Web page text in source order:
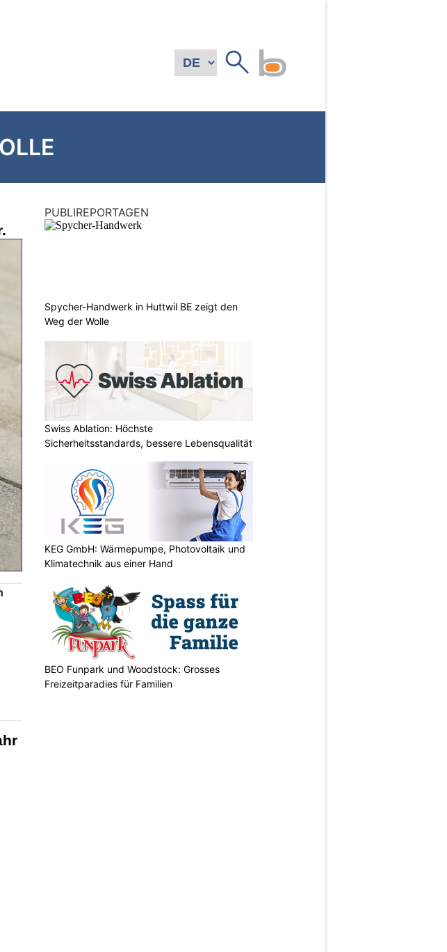
PUBLIREPORTAGEN
Spycher-Handwerk in Huttwil BE zeigt den
Weg der Wolle
Swiss Ablation: Höchste
Sicherheitsstandards, bessere Lebensqualität
KEG GmbH: Wärmepumpe, Photovoltaik und
Klimatechnik aus einer Hand
BEO Funpark und Woodstock: Grosses
Freizeitparadies für Familien